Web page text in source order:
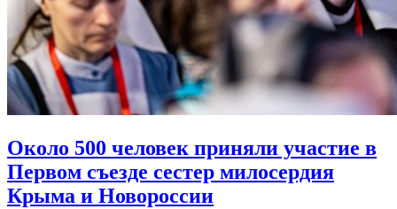
Около 500 человек приняли участие в
Первом съезде сестер милосердия
Крыма и Новороссии